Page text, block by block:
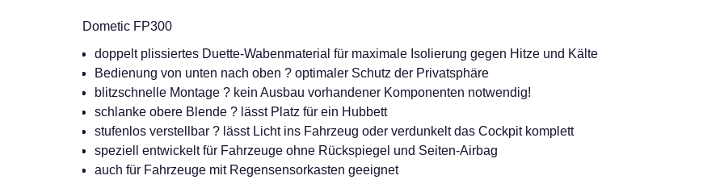
Dometic FP300
doppelt plissiertes Duette-Wabenmaterial für maximale Isolierung gegen Hitze und Kälte
Bedienung von unten nach oben ? optimaler Schutz der Privatsphäre
blitzschnelle Montage ? kein Ausbau vorhandener Komponenten notwendig!
schlanke obere Blende ? lässt Platz für ein Hubbett
stufenlos verstellbar ? lässt Licht ins Fahrzeug oder verdunkelt das Cockpit komplett
speziell entwickelt für Fahrzeuge ohne Rückspiegel und Seiten-Airbag
auch für Fahrzeuge mit Regensensorkasten geeignet